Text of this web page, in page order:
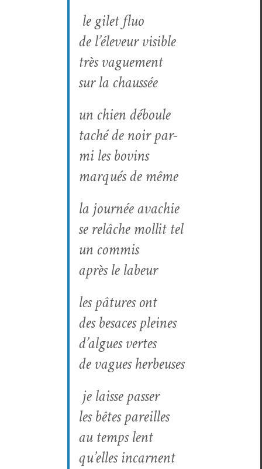
le gilet fluo
de l’éleveur vis­i­ble
très vaguement
sur la chaussée
un chien déboule
taché de noir par­
mi les bovins
mar­qués de même
la journée avachie
se relâche mol­lit tel
un commis
après le labeur
les pâtures ont
des besaces pleines
d’algues vertes
de vagues herbeuses
je laisse passer
les bêtes pareilles
au temps lent
qu’elles incar­nent